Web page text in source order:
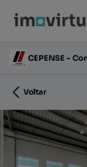
CEPENSE -
Voltar